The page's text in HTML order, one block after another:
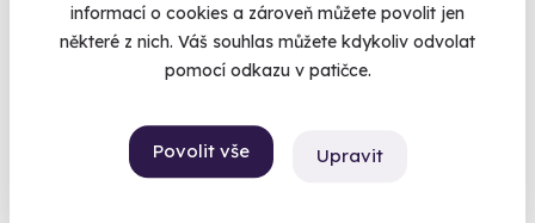
informací o cookies a zároveň můžete povolit jen
některé z nich. Váš souhlas můžete kdykoliv odvolat
pomocí odkazu v patičce.
Povolit vše Upravit
7.0
Janek + krabice čokolád a pralinek + lahev
vína, rum a balíček kávy